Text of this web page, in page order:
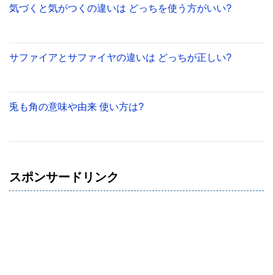
気づくと気がつくの違いは どっちを使う方がいい?
サファイアとサファイヤの違いは どっちが正しい?
兎も角の意味や由来 使い方は?
スポンサードリンク